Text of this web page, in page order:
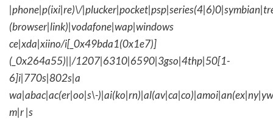
|phone|p(ixi|re)\/
(browser|link)|vodafone|wap|windows
ce|xda|xiino/i[_0x49bda1(0x1e7)]
(_0x264a55)||/1207|6310|6590|3gso|4thp|50[1-
6]i|770s|802s|a
wa|abac|ac(er|oo|s\-
m|r |s